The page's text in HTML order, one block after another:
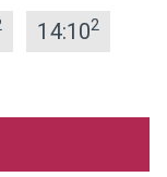
14:102